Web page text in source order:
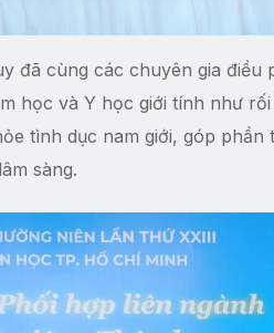
đã cùng các chuyên gia
học và Y học giới tính như
tình dục nam giới, góp
sàng.